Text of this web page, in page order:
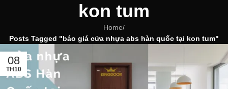
kon tum
Home/
Posts Tagged "báo giá cửa nhựa abs hàn quốc tại kon tum"
08
TH10